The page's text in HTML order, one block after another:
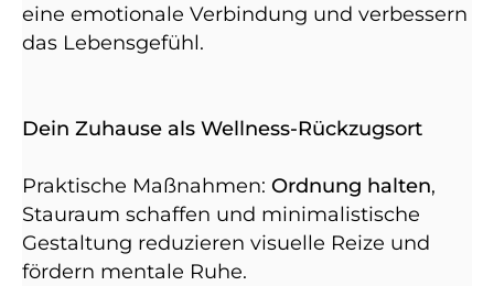
eine emotionale Verbindung und verbessern
das Lebensgefühl.
Dein Zuhause als Wellness-Rückzugsort
Praktische Maßnahmen: Ordnung halten,
Stauraum schaffen und minimalistische
Gestaltung reduzieren visuelle Reize und
fördern mentale Ruhe.